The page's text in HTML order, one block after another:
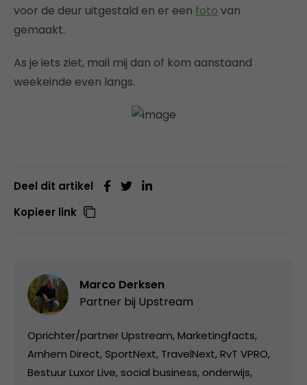
voor de deur uitgestald en er een foto van
gemaakt.
As je iets ziet, mail mij dan of kom aanstaand
weekeinde even langs.
Deel dit artikel
Kopieer link
Marco Derksen
Partner bij Upstream
Oprichter/partner Upstream, Marketingfacts,
Arnhem Direct, SportNext, TravelNext, RvT VPRO,
Bestuur Luxor Live, social business, onderwijs,